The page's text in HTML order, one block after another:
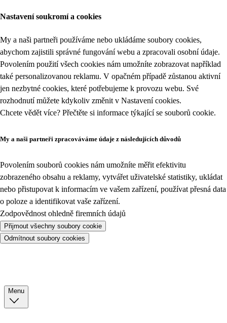
Nastavení soukromí a cookies
My a naši partneři používáme nebo ukládáme soubory cookies,
abychom zajistili správné fungování webu a zpracovali osobní údaje.
Povolením použití všech cookies nám umožníte zobrazovat například
také personalizovanou reklamu. V opačném případě zůstanou aktivní
jen nezbytné cookies, které potřebujeme k provozu webu. Své
rozhodnutí můžete kdykoliv změnit v Nastavení cookies.
Chcete vědět více? Přečtěte si informace týkající se souborů cookie.
My a naši partneři zpracováváme údaje z následujících důvodů
Povolením souborů cookies nám umožníte měřit efektivitu
zobrazeného obsahu a reklamy, vytvářet uživatelské statistiky, ukládat
nebo přistupovat k informacím ve vašem zařízení, používat přesná data
o poloze a identifikovat vaše zařízení.
Zodpovědnost ohledně firemních údajů
Přijmout všechny soubory cookie
Odmítnout soubory cookies
Menu